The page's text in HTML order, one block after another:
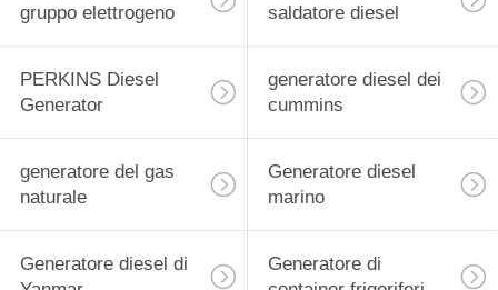
gruppo elettrogeno
saldatore diesel
PERKINS Diesel
Generator
generatore diesel dei
cummins
generatore del gas
naturale
Generatore diesel
marino
Generatore diesel di
Generatore di